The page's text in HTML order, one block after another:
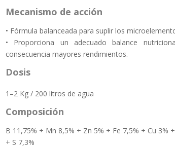
Mecanismo de acción
• Fórmula balanceada para suplir los
• Proporciona un adecuado balance
consecuencia mayores rendimientos.
Dosis
1–2 Kg / 200 litros de agua
Composición
B 11,75% + Mn 8,5% + Zn 5% + Fe 7,5% + Cu 3%
+ S 7,3%